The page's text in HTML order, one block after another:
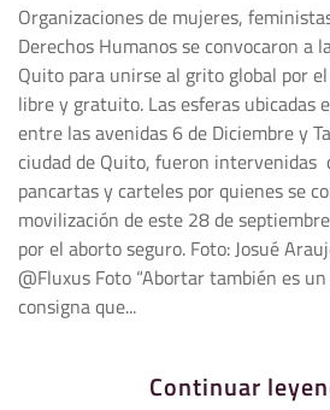
Organizaciones de mujeres,
Derechos Humanos se convocaron a
Quito para unirse al grito global por
libre y gratuito. Las esferas ubicadas
entre las avenidas 6 de Diciembre y
ciudad de Quito, fueron intervenidas
pancartas y carteles por quienes se
movilización de este 28 de
por el aborto seguro. Foto: Josué
@Fluxus Foto “Abortar también es un
consigna que...
Continuar